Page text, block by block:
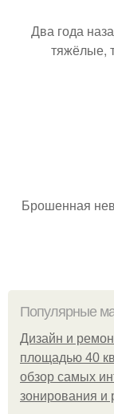
Два года
тяжёлые,
Брошенная
Популярные
Дизайн и
площадью 40
обзор самых
зонирования